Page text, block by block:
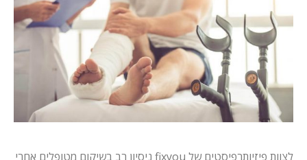
לצוות פיזיותרפיסטים של fixyou ניסיון רב בשיקום מטופלים אחרי